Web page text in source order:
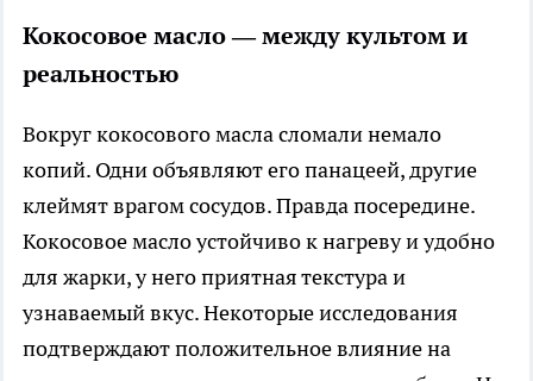
Кокосовое масло — между культом и
реальностью
Вокруг кокосового масла сломали немало
копий. Одни объявляют его панацеей, другие
клеймят врагом сосудов. Правда посередине.
Кокосовое масло устойчиво к нагреву и удобно
для жарки, у него приятная текстура и
узнаваемый вкус. Некоторые исследования
подтверждают положительное влияние на